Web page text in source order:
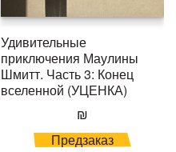
Удивительные
приключения Маулины
Шмитт. Часть 3: Конец
вселенной (УЦЕНКА)
₪
Предзаказ